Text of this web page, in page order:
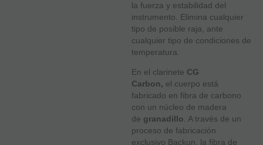
la fuerza y estabilidad del
instrumento. Elimina cualquier
tipo de posible raja, ante
cualquier tipo de condiciones de
temperatura.
En el clarinete CG
Carbon, el cuerpo está
fabricado en fibra de carbono
con un núcleo de madera
de granadillo. A través de un
proceso de fabricación
exclusivo Backun, la fibra de